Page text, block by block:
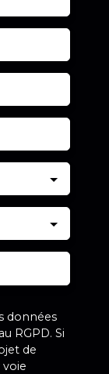
données
RGPD. Si
de